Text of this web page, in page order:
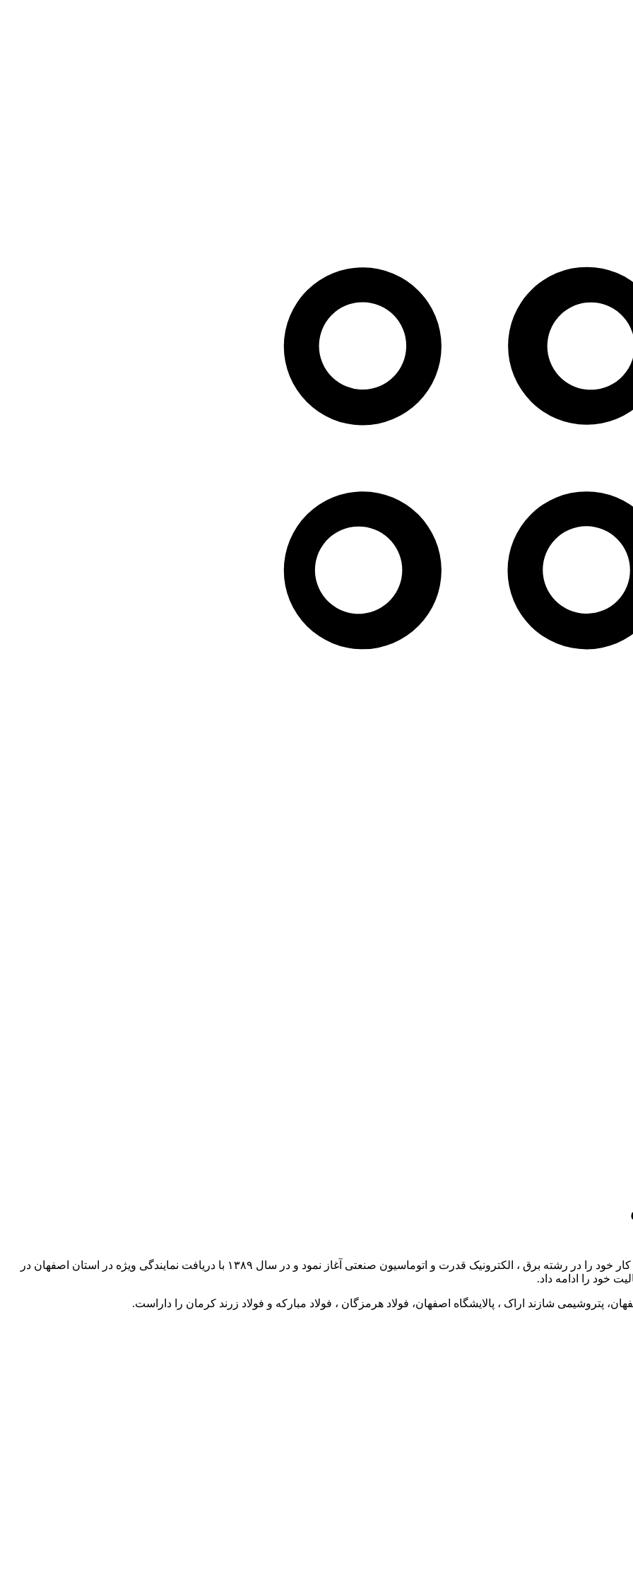
شرکت مهندسی بازرگانی اسپانه یزداد راویس [ ایرکو ] در سال ۱۳۸۸ کار خود را در رشته برق ، الکترونیک قدرت و اتوماسیون صنعتی آغاز نمود و در سال ۱۳۸۹ با دریافت نمایندگی ویژه در استان اصفهان در
پتروشیمی شازند اراک ، پالایشگاه اصفهان، فولاد هرمزگان ، فولاد مبارکه و فولاد زرند کرمان را داراست.